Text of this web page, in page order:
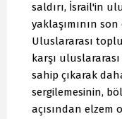
saldırı, İsrail'in
yaklaşımının
Uluslararası
karşı
sahip çıkarak
sergilemesinin,
açısından elzem